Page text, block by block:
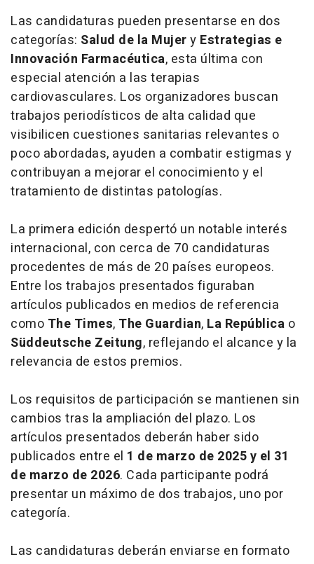
Las candidaturas pueden presentarse en dos
categorías: Salud de la Mujery Estrategias e
Innovación Farmacéutica, esta última con
especial atención a las terapias
cardiovasculares. Los organizadores buscan
trabajos periodísticos de alta calidad que
visibilicen cuestiones sanitarias relevantes o
poco abordadas, ayuden a combatir estigmas y
contribuyan a mejorar el conocimiento y el
tratamiento de distintas patologías.
La primera edición despertó un notable interés
internacional, con cerca de 70 candidaturas
procedentes de más de 20 países europeos.
Entre los trabajos presentados figuraban
artículos publicados en medios de referencia
como The Times, The Guardian, La República o
Süddeutsche Zeitung, reflejando el alcance y la
relevancia de estos premios.
Los requisitos de participación se mantienen sin
cambios tras la ampliación del plazo. Los
artículos presentados deberán haber sido
publicados entre el 1 de marzo de 2025 y el 31
de marzo de 2026. Cada participante podrá
presentar un máximo de dos trabajos, uno por
categoría.
Las candidaturas deberán enviarse en formato